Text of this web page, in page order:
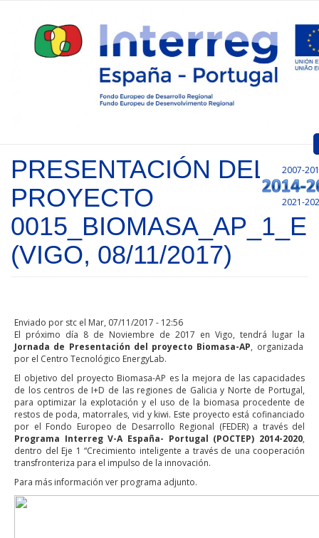
Inicio
Presentación
Convocatorias
Documentos
Gestión de Proyectos
Enlaces
2007-
2021-
PRESENTACIÓN DEL
PROYECTO
0015_BIOMASA_AP_1_E
(VIGO, 08/11/2017)
Enviado por stc el Mar, 07/11/2017 - 12:56
El próximo día 8 de Noviembre de 2017 en Vigo, tendrá lugar la
Jornada de Presentación del proyecto Biomasa-AP, organizada
por el Centro Tecnológico EnergyLab.
El objetivo del proyecto Biomasa-AP es la mejora de las capacidades
de los centros de I+D de las regiones de Galicia y Norte de Portugal,
para optimizar la explotación y el uso de la biomasa procedente de
restos de poda, matorrales, vid y kiwi. Este proyecto está cofinanciado
por el Fondo Europeo de Desarrollo Regional (FEDER) a través del
Programa Interreg V-A España- Portugal (POCTEP) 2014-2020,
dentro del Eje 1 “Crecimiento inteligente a través de una cooperación
transfronteriza para el impulso de la innovación.
Para más información ver programa adjunto.